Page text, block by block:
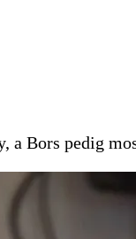
Bors pedig